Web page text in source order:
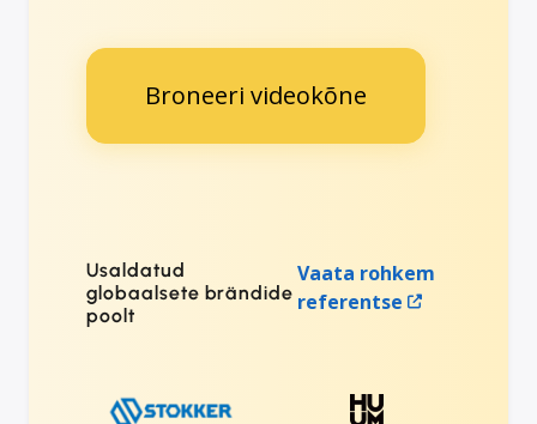
Broneeri videokõne
Usaldatud
globaalsete brändide
poolt
Vaata rohkem
referentse